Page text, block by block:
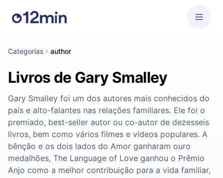
Categorias author
Livros de Gary Smalley
Gary Smalley foi um dos autores mais conhecidos do
país e alto-falantes nas relações familiares. Ele foi o
premiado, best-seller autor ou co-autor de dezesseis
livros, bem como vários filmes e vídeos populares. A
bênção e os dois lados do Amor ganharam ouro
medalhões, The Language of Love ganhou o Prêmio
Anjo como a melhor contribuição para a vida familiar,